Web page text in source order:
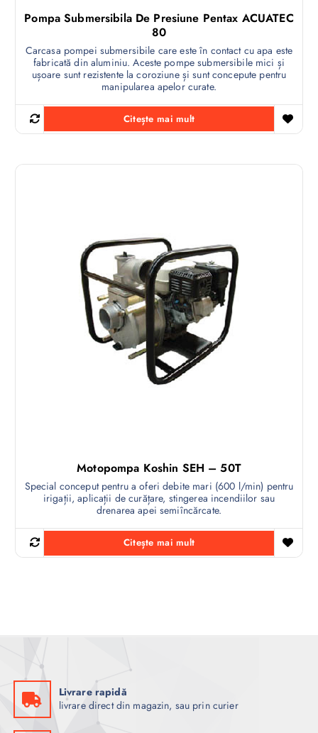
Pompa Submersibila De Presiune Pentax ACUATEC
80
Carcasa pompei submersibile care este în contact cu apa este
fabricată din aluminiu. Aceste pompe submersibile mici și
ușoare sunt rezistente la coroziune și sunt concepute pentru
manipularea apelor curate.
Citește mai mult
Motopompa Koshin SEH – 50T
Special conceput pentru a oferi debite mari (600 l/min) pentru
irigații, aplicații de curățare, stingerea incendiilor sau
drenarea apei semiîncărcate.
Citește mai mult
Livrare rapidă
livrare direct din magazin, sau prin curier